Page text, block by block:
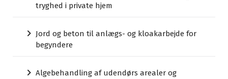
tryghed i private hjem
Jord og beton til anlægs- og kloakarbejde for
begyndere
Algebehandling af udendørs arealer og